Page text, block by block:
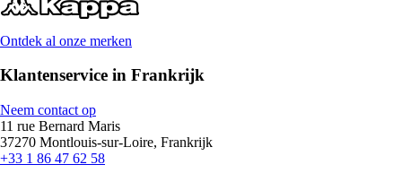
Ontdek al onze merken
Klantenservice in Frankrijk
Neem contact op
11 rue Bernard Maris
37270 Montlouis-sur-Loire, Frankrijk
+33 1 86 47 62 58